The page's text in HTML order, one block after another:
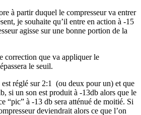
à partir duquel le compresseur va entrer
je souhaite qu’il entre en action à -15
agisse sur une bonne portion de la
correction que va appliquer le
le seuil.
réglé sur 2:1 (ou deux pour un) et que
si un son est produit à -13db alors que le
“pic” à -13 db sera atténué de moitié. Si
deviendrait alors ce que l’on